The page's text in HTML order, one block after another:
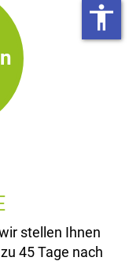
stellen Ihnen
45 Tage nach
accessibility